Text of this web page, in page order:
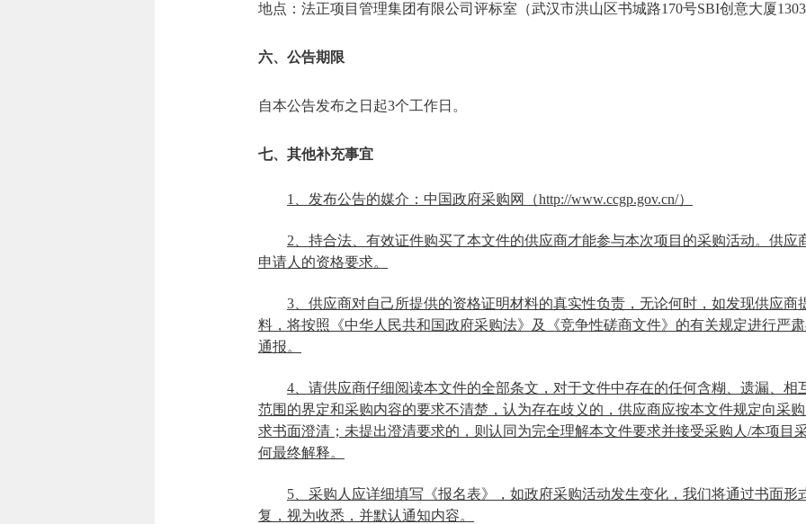
地点：法正项目管理集团有限公司评标室（武汉市洪山区书城路170号SBI创意大厦
六、公告期限
自本公告发布之日起3个工作日。
七、其他补充事宜
1、发布公告的媒介：中国政府采购网（http://www.ccgp.gov.cn/）
2、持合法、有效证件购买了本文件的供应商才能参与本次项目的采购活动。供应
申请人的资格要求。
3、供应商对自己所提供的资格证明材料的真实性负责，无论何时，如发现供应商
料，将按照《中华人民共和国政府采购法》及《竞争性磋商文件》的有关规定进行严
通报。
4、请供应商仔细阅读本文件的全部条文，对于文件中存在的任何含糊、遗漏、相
范围的界定和采购内容的要求不清楚，认为存在歧义的，供应商应按本文件规定向采
求书面澄清；未提出澄清要求的，则认同为完全理解本文件要求并接受采购人/本项目
何最终解释。
5、采购人应详细填写《报名表》，如政府采购活动发生变化，我们将通过书面形
复，视为收悉，并默认通知内容。